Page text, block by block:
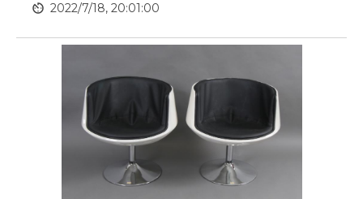
av_timer 2022/7/18, 20:01:00